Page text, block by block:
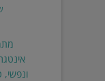
ונפשי,